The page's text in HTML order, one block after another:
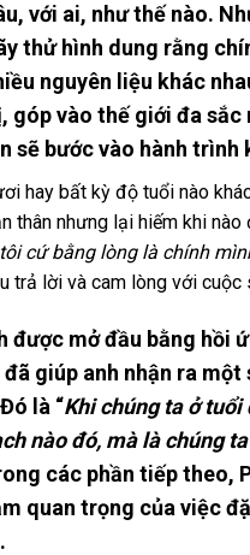
với ai, như thế nào.
thử hình dung rằng
nguyên liệu khác
góp vào thế giới đa sắc
sẽ bước vào hành trình
hay bất kỳ độ tuổi nào
thân nhưng lại hiếm khi
cứ bằng lòng là chính
trả lời và cam lòng với cuộc
được mở đầu bằng hồi
giúp anh nhận ra
là “Khi chúng ta ở
nào đó, mà là chúng
các phần tiếp theo,
quan trọng của việc